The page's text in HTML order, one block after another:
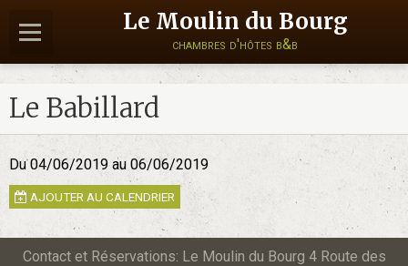
Le Moulin du Bourg
chambres d'hôtes b&b
Le Babillard
Du 04/06/2019 au 06/06/2019
AJOUTER AU CALENDRIER
Contact et Réservations: Le Moulin du Bourg 4 Route des